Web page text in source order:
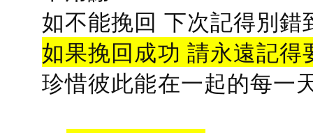
如不能挽回 下次記得別錯
如果挽回成功 請永遠記得
珍惜彼此能在一起的每一